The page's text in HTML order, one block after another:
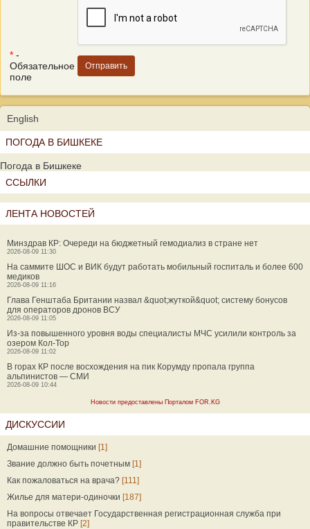
* -
Обязательное
поле
English
ПОГОДА В БИШКЕКЕ
Погода в Бишкеке
ССЫЛКИ
ЛЕНТА НОВОСТЕЙ
Минздрав КР: Очереди на бюджетный гемодиализ в стране нет
2026-08-09 11:30
На саммите ШОС и ВИК будут работать мобильный госпиталь и более 600
медиков
2026-08-09 11:16
Глава Генштаба Британии назвал &quot;жуткой&quot; систему бонусов
для операторов дронов ВСУ
2026-08-09 11:05
Из-за повышенного уровня воды специалисты МЧС усилили контроль за
озером Кол-Тор
2026-08-09 11:02
В горах КР после восхождения на пик Корумду пропала группа
альпинистов — СМИ
2026-08-09 10:44
Новости предоставлены Порталом FOR.KG
ДИСКУССИИ
Домашние помощники [1]
Звание должно быть почетным [1]
Как пожаловаться на врача? [111]
Жилье для матери-одиночки [187]
На вопросы отвечает Государственная регистрационная служба при
правительстве КР [2]